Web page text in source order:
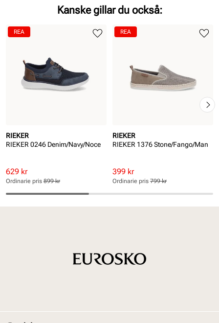
Kanske gillar du också:
RIEKER
RIEKER 0246 Denim/Navy/Noce
Rabatterat
pris
Pris
629 kr
Ordinarie
pris
Pris
Ordinarie pris 899 kr
REA
RIEKER
RIEKER 1376 Stone/Fango/Man
Rabatterat
pris
Pris
399 kr
Ordinarie
pris
Pris
Ordinarie pris 799 kr
REA